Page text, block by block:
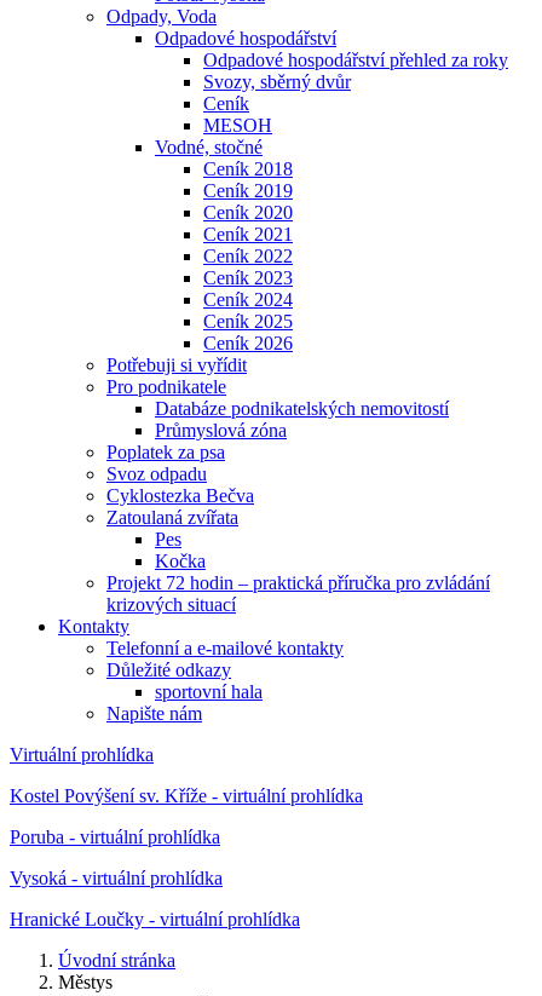
Odpady, Voda
Odpadové hospodářství
Odpadové hospodářství přehled za roky
Svozy, sběrný dvůr
Ceník
MESOH
Vodné, stočné
Ceník 2018
Ceník 2019
Ceník 2020
Ceník 2021
Ceník 2022
Ceník 2023
Ceník 2024
Ceník 2025
Ceník 2026
Potřebuji si vyřídit
Pro podnikatele
Databáze podnikatelských nemovitostí
Průmyslová zóna
Poplatek za psa
Svoz odpadu
Cyklostezka Bečva
Zatoulaná zvířata
Pes
Kočka
Projekt 72 hodin – praktická příručka pro zvládání
krizových situací
Kontakty
Telefonní a e-mailové kontakty
Důležité odkazy
sportovní hala
Napište nám
Virtuální prohlídka
Kostel Povýšení sv. Kříže - virtuální prohlídka
Poruba - virtuální prohlídka
Vysoká - virtuální prohlídka
Hranické Loučky - virtuální prohlídka
Úvodní stránka
Městys